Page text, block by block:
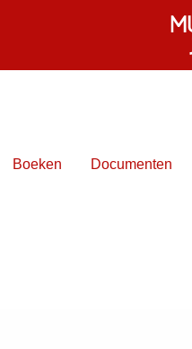
Boeken Documenten